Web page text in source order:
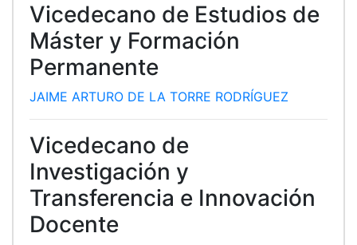
Vicedecano de Estudios de
Máster y Formación
Permanente
JAIME ARTURO DE LA TORRE RODRÍGUEZ
Vicedecano de
Investigación y
Transferencia e Innovación
Docente